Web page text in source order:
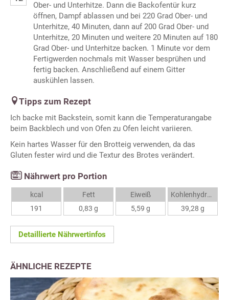
Ober- und Unterhitze. Dann die Backofentür kurz
öffnen, Dampf ablassen und bei 220 Grad Ober- und
Unterhitze, 40 Minuten, dann auf 200 Grad Ober- und
Unterhitze, 20 Minuten und weitere 20 Minuten auf 180
Grad Ober- und Unterhitze backen. 1 Minute vor dem
Fertigwerden nochmals mit Wasser besprühen und
fertig backen. Anschließend auf einem Gitter
auskühlen lassen.
Tipps zum Rezept
Ich backe mit Backstein, somit kann die Temperaturangabe
beim Backblech und von Ofen zu Ofen leicht variieren.
Kein hartes Wasser für den Brotteig verwenden, da das
Gluten fester wird und die Textur des Brotes verändert.
Nährwert pro Portion
kcal
191
Fett
0,83 g
Eiweiß
5,59 g
Kohlenhydrate
39,28 g
Detaillierte Nährwertinfos
ÄHNLICHE REZEPTE